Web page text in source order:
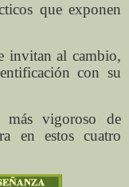
que exponen
invitan al cambio,
con su
vigoroso de
en estos cuatro